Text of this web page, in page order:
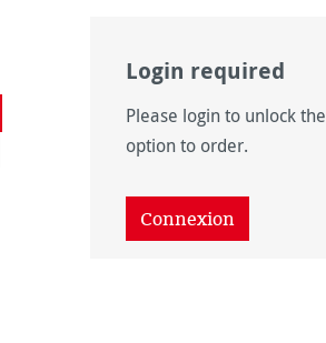
pour le moment.)
disponible pour le moment.)
pas disponible pour le moment.)
n'est pas disponible pour le moment.)
pour le moment.)
Login required
Please login to unlock the
option to order.
Connexion